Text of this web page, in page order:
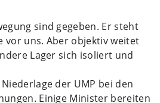
sind gegeben. Er steht
vor uns. Aber objektiv weitet
Lager sich isoliert und
der UMP bei den
Einige Minister bereiten